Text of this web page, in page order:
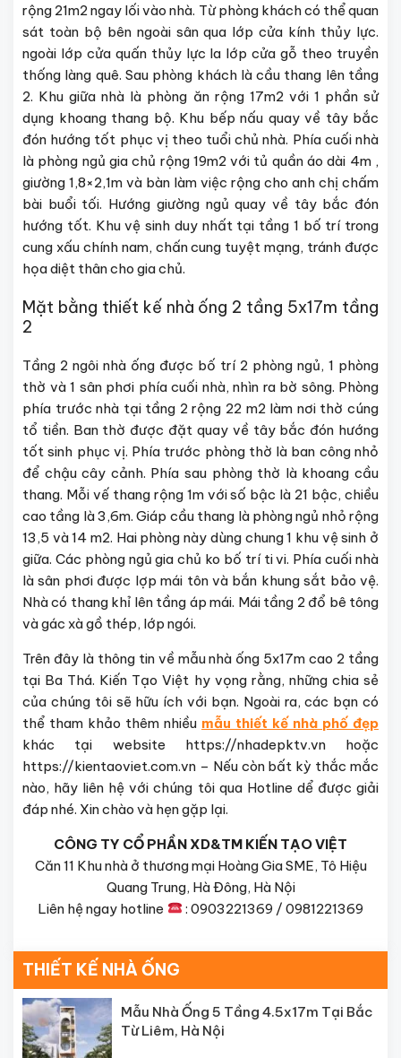
rộng 21m2 ngay lối vào nhà. Từ phòng khách có thể quan
sát toàn bộ bên ngoài sân qua lớp cửa kính thủy lực.
ngoài lớp cửa quấn thủy lực la lớp cửa gỗ theo truyền
thống làng quê. Sau phòng khách là cầu thang lên tầng
2. Khu giữa nhà là phòng ăn rộng 17m2 với 1 phần sử
dụng khoang thang bộ. Khu bếp nấu quay về tây bắc
đón hướng tốt phục vị theo tuổi chủ nhà. Phía cuối nhà
là phòng ngủ gia chủ rộng 19m2 với tủ quần áo dài 4m ,
giường 1,8×2,1m và bàn làm việc rộng cho anh chị chấm
bài buổi tối. Hướng giường ngủ quay về tây bắc đón
hướng tốt. Khu vệ sinh duy nhất tại tầng 1 bố trí trong
cung xấu chính nam, chấn cung tuyệt mạng, tránh được
họa diệt thân cho gia chủ.
Mặt bằng thiết kế nhà ống 2 tầng 5x17m tầng
2
Tầng 2 ngôi nhà ống được bố trí 2 phòng ngủ, 1 phòng
thờ và 1 sân phơi phía cuối nhà, nhìn ra bờ sông. Phòng
phía trước nhà tại tầng 2 rộng 22 m2 làm nơi thờ cúng
tổ tiền. Ban thờ được đặt quay về tây bắc đón hướng
tốt sinh phục vị. Phía trước phòng thờ là ban công nhỏ
để chậu cây cảnh. Phía sau phòng thờ là khoang cầu
thang. Mỗi vế thang rộng 1m với số bậc là 21 bậc, chiều
cao tầng là 3,6m. Giáp cầu thang là phòng ngủ nhỏ rộng
13,5 và 14 m2. Hai phòng này dùng chung 1 khu vệ sinh ở
giữa. Các phòng ngủ gia chủ ko bố trí ti vi. Phía cuối nhà
là sân phơi được lợp mái tôn và bắn khung sắt bảo vệ.
Nhà có thang khỉ lên tầng áp mái. Mái tầng 2 đổ bê tông
và gác xà gồ thép, lớp ngói.
Trên đây là thông tin về mẫu nhà ống 5x17m cao 2 tầng
tại Ba Thá. Kiến Tạo Việt hy vọng rằng, những chia sẻ
của chúng tôi sẽ hữu ích với bạn. Ngoài ra, các bạn có
thể tham khảo thêm nhiều mẫu thiết kế nhà phố đẹp
khác tại website https://nhadepktv.vn hoặc
https://kientaoviet.com.vn – Nếu còn bất kỳ thắc mắc
nào, hãy liên hệ với chúng tôi qua Hotline dể được giải
đáp nhé. Xin chào và hẹn gặp lại.
CÔNG TY CỔ PHẦN XD&TM KIẾN TẠO VIỆT
Căn 11 Khu nhà ở thương mại Hoàng Gia SME, Tô Hiệu
Quang Trung, Hà Đông, Hà Nội
Liên hệ ngay hotline
: 0903221369 / 0981221369
THIẾT KẾ NHÀ ỐNG
Mẫu Nhà Ống 5 Tầng 4.5x17m Tại Bắc
Từ Liêm, Hà Nội